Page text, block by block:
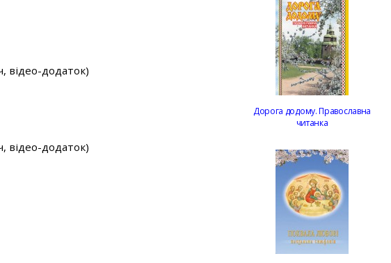
відео-додаток)
відео-додаток)
Дорога додому. Православна
читанка